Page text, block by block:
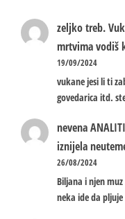
zeljko treb.
mrtvima vodiš
19/09/2024
vukane jesi li ti
govedarica itd.
nevena
iznijela
26/08/2024
Biljana i njen
neka ide da